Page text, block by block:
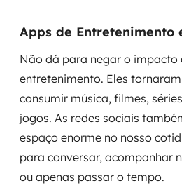
Apps de Entretenimento
Não dá para negar o
entretenimento. Eles
consumir música, filmes,
jogos. As redes sociais
espaço enorme no nosso
para conversar, acompanhar
ou apenas passar o tempo.